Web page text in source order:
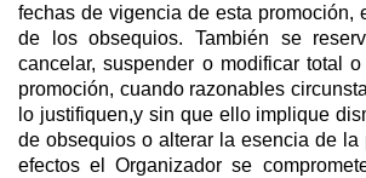
fechas de vigencia de esta promoción,
de los obsequios. También se
cancelar, suspender o modificar total
promoción, cuando razonables
lo justifiquen,y sin que ello implique
de obsequios o alterar la esencia de la
efectos el Organizador se